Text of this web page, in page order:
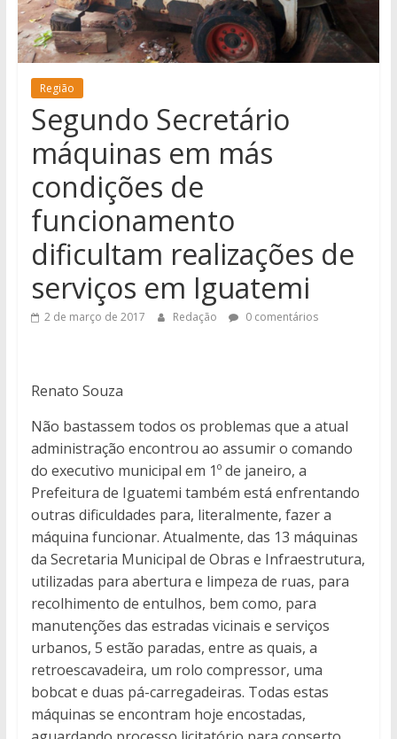
notícias
de
Iguatemi
região.
Região
Segundo Secretário
máquinas em más
condições de
funcionamento
dificultam realizações de
serviços em Iguatemi
2 de março de 2017 Redação 0 comentários
Renato Souza
Não bastassem todos os problemas que a atual
administração encontrou ao assumir o comando
do executivo municipal em 1º de janeiro, a
Prefeitura de Iguatemi também está enfrentando
outras dificuldades para, literalmente, fazer a
máquina funcionar. Atualmente, das 13 máquinas
da Secretaria Municipal de Obras e Infraestrutura,
utilizadas para abertura e limpeza de ruas, para
recolhimento de entulhos, bem como, para
manutenções das estradas vicinais e serviços
urbanos, 5 estão paradas, entre as quais, a
retroescavadeira, um rolo compressor, uma
bobcat e duas pá-carregadeiras. Todas estas
máquinas se encontram hoje encostadas,